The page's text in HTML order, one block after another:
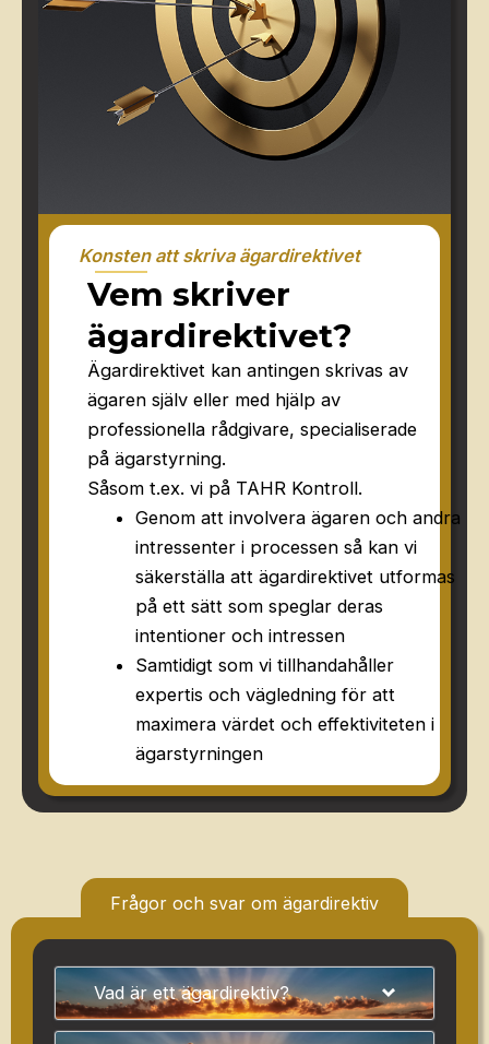
Konsten att skriva ägardirektivet
Vem skriver
ägardirektivet?
Ägardirektivet kan antingen skrivas av
ägaren själv eller med hjälp av
professionella rådgivare, specialiserade
på ägarstyrning.
Såsom t.ex. vi på TAHR Kontroll.
Genom att involvera ägaren och andra
intressenter i processen så kan vi
säkerställa att ägardirektivet utformas
på ett sätt som speglar deras
intentioner och intressen
Samtidigt som vi tillhandahåller
expertis och vägledning för att
maximera värdet och effektiviteten i
ägarstyrningen
Frågor och svar om ägardirektiv
Vad är ett ägardirektiv?